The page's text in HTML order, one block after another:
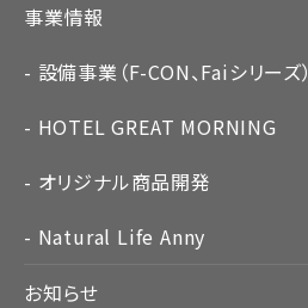
事業情報
設備事業（F-CON、Faiシリーズ）
HOTEL GREAT MORNING
オリジナル商品開発
Natural Life Anny
お知らせ